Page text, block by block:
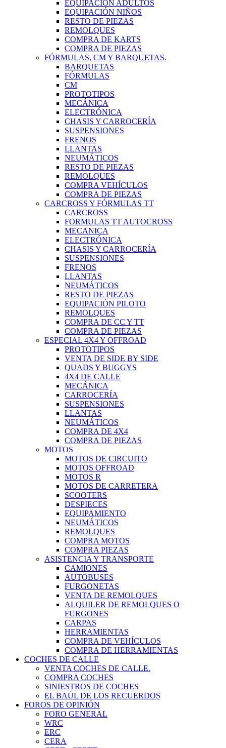
EQUIPACIÓN ADULTOS
EQUIPACIÓN NIÑOS
RESTO DE PIEZAS
REMOLQUES
COMPRA DE KARTS
COMPRA DE PIEZAS
FÓRMULAS, CM Y BARQUETAS.
BARQUETAS
FÓRMULAS
CM
PROTOTIPOS
MECÁNICA
ELECTRÓNICA
CHASIS Y CARROCERÍA
SUSPENSIONES
FRENOS
LLANTAS
NEUMÁTICOS
RESTO DE PIEZAS
REMOLQUES
COMPRA VEHÍCULOS
COMPRA DE PIEZAS
CARCROSS Y FÓRMULAS TT
CARCROSS
FORMULAS TT AUTOCROSS
MECANICA
ELECTRÓNICA
CHASIS Y CARROCERÍA
SUSPENSIONES
FRENOS
LLANTAS
NEUMÁTICOS
RESTO DE PIEZAS
EQUIPACIÓN PILOTO
REMOLQUES
COMPRA DE CC Y TT
COMPRA DE PIEZAS
ESPECIAL 4X4 Y OFFROAD
PROTOTIPOS
VENTA DE SIDE BY SIDE
QUADS Y BUGGYS
4X4 DE CALLE
MECÁNICA
CARROCERÍA
SUSPENSIONES
LLANTAS
NEUMÁTICOS
COMPRA DE 4X4
COMPRA DE PIEZAS
MOTOS
MOTOS DE CIRCUITO
MOTOS OFFROAD
MOTOS R
MOTOS DE CARRETERA
SCOOTERS
DESPIECES
EQUIPAMIENTO
NEUMÁTICOS
REMOLQUES
COMPRA MOTOS
COMPRA PIEZAS
ASISTENCIA Y TRANSPORTE
CAMIONES
AUTOBUSES
FURGONETAS
VENTA DE REMOLQUES
ALQUILER DE REMOLQUES O
FURGONES
CARPAS
HERRAMIENTAS
COMPRA DE VEHÍCULOS
COMPRA DE HERRAMIENTAS
COCHES DE CALLE
VENTA COCHES DE CALLE.
COMPRA COCHES
SINIESTROS DE COCHES
EL BAÚL DE LOS RECUERDOS
FOROS DE OPINIÓN
FORO GENERAL
WRC
ERC
CERA